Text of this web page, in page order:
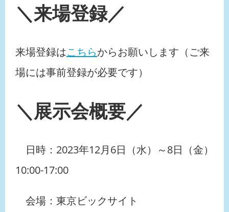
＼来場登録／
来場登録はこちらからお願いします（ご来
場には事前登録が必要です）
＼展示会概要／
日時：2023年12月6日（水）～8日（金）
10:00-17:00
会場：東京ビックサイト